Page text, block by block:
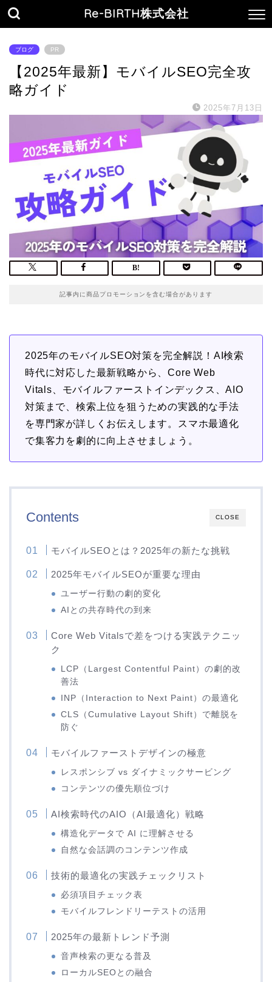
Re-BIRTH株式会社
ブログ PR
【2025年最新】モバイルSEO完全攻
略ガイド
2025年7月13日
記事内に商品プロモーションを含む場合があります
2025年のモバイルSEO対策を完全解説！AI検索
時代に対応した最新戦略から、Core Web
Vitals、モバイルファーストインデックス、AIO
対策まで、検索上位を狙うための実践的な手法
を専門家が詳しくお伝えします。スマホ最適化
で集客力を劇的に向上させましょう。
CLOSE
Contents
モバイルSEOとは？2025年の新たな挑戦
2025年モバイルSEOが重要な理由
ユーザー行動の劇的変化
AIとの共存時代の到来
Core Web Vitalsで差をつける実践テクニッ
ク
LCP（Largest Contentful Paint）の劇的改
善法
INP（Interaction to Next Paint）の最適化
CLS（Cumulative Layout Shift）で離脱を
防ぐ
モバイルファーストデザインの極意
レスポンシブ vs ダイナミックサービング
コンテンツの優先順位づけ
AI検索時代のAIO（AI最適化）戦略
構造化データで AI に理解させる
自然な会話調のコンテンツ作成
技術的最適化の実践チェックリスト
必須項目チェック表
モバイルフレンドリーテストの活用
2025年の最新トレンド予測
音声検索の更なる普及
ローカルSEOとの融合